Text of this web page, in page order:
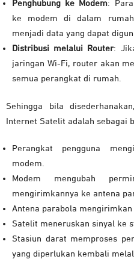
Penghubung ke Modem:
ke modem di dalam
menjadi data yang dapat
Distribusi melalui Router:
jaringan Wi-Fi, router akan
semua perangkat di rumah.
Sehingga bila
Internet Satelit adalah sebagai
Perangkat pengguna
modem.
Modem mengubah
mengirimkannya ke antena
Antena parabola
Satelit meneruskan sinyal ke
Stasiun darat memproses
yang diperlukan kembali